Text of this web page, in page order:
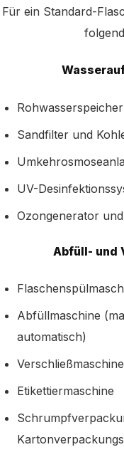
Für ein Standard-
Rohwasserspeicher
Sandfilter und
UV-
Ozongenerator
Abfüll- und
Abfüllmaschine
automatisch)
Verschließmaschine
Etikettiermaschine